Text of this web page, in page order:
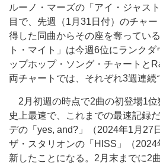
ルーノ・マーズの「アイ・ジャス
目で、先週（1月31日付）のチャ
得した同曲からその座を奪ってい
ト・マイト」は今週6位にランク
ップホップ・ソング・チャートと
両チャートでは、それぞれ3週連続
2月初週の時点で2曲の初登場1位
史上最速で、これまでの最速記録
デの「yes, and?」（2024年1月27
ザ・スタリオンの「HISS」（
新したことになる。2月末までに2